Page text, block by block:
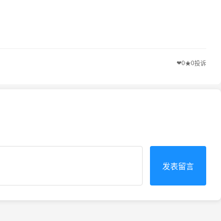
❤0★0投诉
发表留言